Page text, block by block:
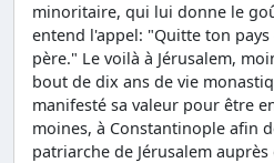
minoritaire, qui lui donne le
entend l'appel: "Quitte ton
père." Le voilà à Jérusalem,
bout de dix ans de vie
manifesté sa valeur pour être
moines, à Constantinople afin
patriarche de Jérusalem